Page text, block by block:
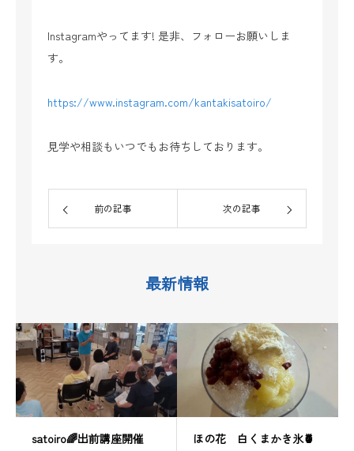
Instagramやってます! 是非、フォローお願いしま
す。
https://www.instagram.com/kantakisatoiro/
見学や相談もいつでもお待ちしております。
前の記事 次の記事
最新情報
satoiro🌈出前講座開催 ほの花 白くまかき氷🍍